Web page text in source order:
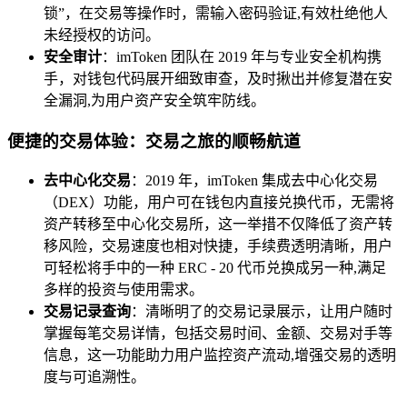
锁”，在交易等操作时，需输入密码验证,有效杜绝他人
未经授权的访问。
安全审计：imToken 团队在 2019 年与专业安全机构携
手，对钱包代码展开细致审查，及时揪出并修复潜在安
全漏洞,为用户资产安全筑牢防线。
便捷的交易体验：交易之旅的顺畅航道
去中心化交易 ：2019 年，imToken 集成去中心化交易
（DEX）功能，用户可在钱包内直接兑换代币，无需将
资产转移至中心化交易所，这一举措不仅降低了资产转
移风险，交易速度也相对快捷，手续费透明清晰，用户
可轻松将手中的一种 ERC - 20 代币兑换成另一种,满足
多样的投资与使用需求。
交易记录查询：清晰明了的交易记录展示，让用户随时
掌握每笔交易详情，包括交易时间、金额、交易对手等
信息，这一功能助力用户监控资产流动,增强交易的透明
度与可追溯性。